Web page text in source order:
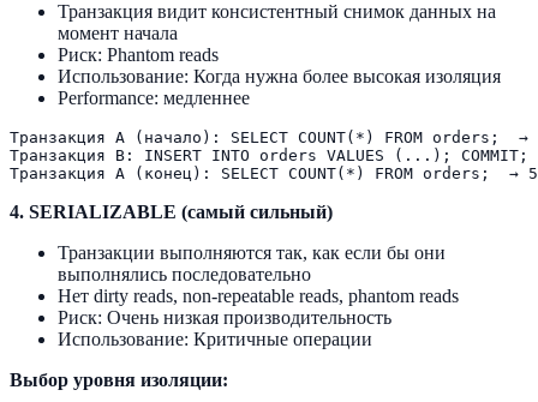
Транзакция видит консистентный снимок данных на
момент начала
Риск: Phantom reads
Использование: Когда нужна более высокая изоляция
Performance: медленнее
Транзакция A (начало): SELECT COUNT(*) FROM orders;  →
Транзакция B: INSERT INTO orders VALUES (...); COMMIT;
4. SERIALIZABLE (самый сильный)
Транзакции выполняются так, как если бы они
выполнялись последовательно
Нет dirty reads, non-repeatable reads, phantom reads
Риск: Очень низкая производительность
Использование: Критичные операции
Выбор уровня изоляции: